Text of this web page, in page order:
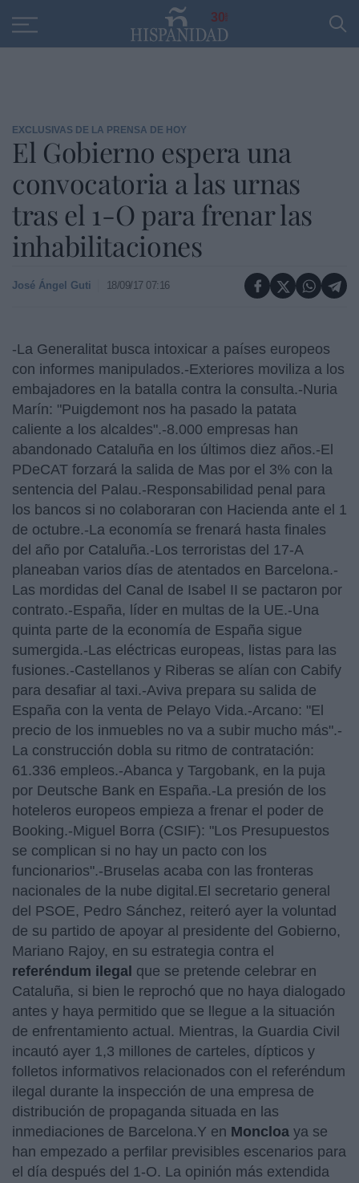
30
EXCLUSIVAS DE LA PRENSA DE HOY
El Gobierno espera una
convocatoria a las urnas
tras el 1-O para frenar las
inhabilitaciones
José Ángel Guti 18/09/17 07:16
-La Generalitat busca intoxicar a países europeos
con informes manipulados.-Exteriores moviliza a los
embajadores en la batalla contra la consulta.-Nuria
Marín: "Puigdemont nos ha pasado la patata
caliente a los alcaldes".-8.000 empresas han
abandonado Cataluña en los últimos diez años.-El
PDeCAT forzará la salida de Mas por el 3% con la
sentencia del Palau.-Responsabilidad penal para
los bancos si no colaboraran con Hacienda ante el 1
de octubre.-La economía se frenará hasta finales
del año por Cataluña.-Los terroristas del 17-A
planeaban varios días de atentados en Barcelona.-
Las mordidas del Canal de Isabel II se pactaron por
contrato.-España, líder en multas de la UE.-Una
quinta parte de la economía de España sigue
sumergida.-Las eléctricas europeas, listas para las
fusiones.-Castellanos y Riberas se alían con Cabify
para desafiar al taxi.-Aviva prepara su salida de
España con la venta de Pelayo Vida.-Arcano: "El
precio de los inmuebles no va a subir mucho más".-
La construcción dobla su ritmo de contratación:
61.336 empleos.-Abanca y Targobank, en la puja
por Deutsche Bank en España.-La presión de los
hoteleros europeos empieza a frenar el poder de
Booking.-Miguel Borra (CSIF): "Los Presupuestos
se complican si no hay un pacto con los
funcionarios".-Bruselas acaba con las fronteras
nacionales de la nube digital.El secretario general
del PSOE, Pedro Sánchez, reiteró ayer la voluntad
de su partido de apoyar al presidente del Gobierno,
Mariano Rajoy, en su estrategia contra el
referéndum ilegal que se pretende celebrar en
Cataluña, si bien le reprochó que no haya dialogado
antes y haya permitido que se llegue a la situación
de enfrentamiento actual. Mientras, la Guardia Civil
incautó ayer 1,3 millones de carteles, dípticos y
folletos informativos relacionados con el referéndum
ilegal durante la inspección de una empresa de
distribución de propaganda situada en las
inmediaciones de Barcelona.Y en Moncloa ya se
han empezado a perfilar previsibles escenarios para
el día después del 1-O. La opinión más extendida